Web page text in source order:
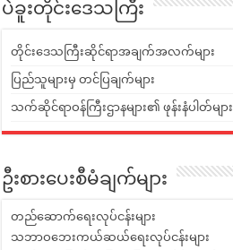
ပဲခူးတိုင်းဒေသကြီး
တိုင်းဒေသကြီးဆိုင်ရာအချက်အလက်များ
ပြည်သူများမှ တင်ပြချက်များ
သက်ဆိုင်ရာဝန်ကြီးဌာနများ၏ ဖုန်းနံပါတ်များ
ဦးစားပေးစီမံချက်များ
တည်ဆောက်ရေးလုပ်ငန်းများ
သဘာဝဘေးကယ်ဆယ်ရေးလုပ်ငန်းများ